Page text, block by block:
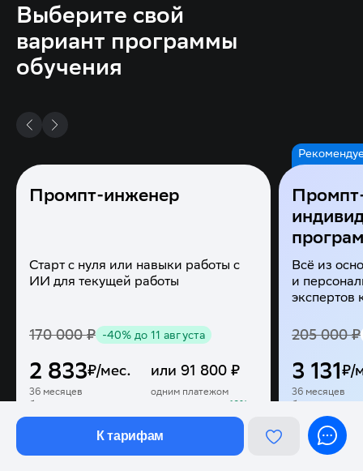
Выберите свой
вариант программы
обучения
Промпт-инженер
Старт с нуля или навыки работы с
ИИ для текущей работы
170 000₽ -40% до 11 августа
2 833₽/мес.
36 месяцев
без переплат
или 91 800 ₽
одним платежом
10%
Всё из
и
экспертов
205 000₽
3 131₽/
36 месяцев
без переплат
К тарифам